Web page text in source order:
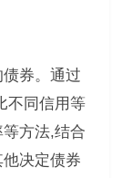
券。通过
不同信用等
方法,结合
决定债券